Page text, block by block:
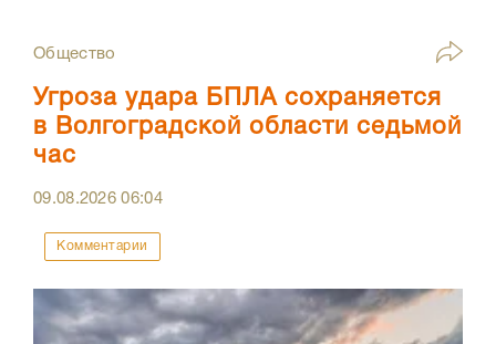
Общество
Угроза удара БПЛА сохраняется
в Волгоградской области седьмой
час
09.08.202606:04
Комментарии